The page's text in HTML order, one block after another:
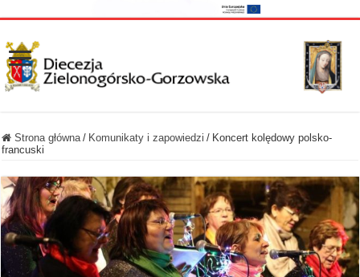
Strona główna / Komunikaty i zapowiedzi / Koncert kolędowy polsko-
francuski